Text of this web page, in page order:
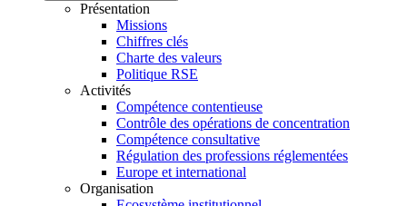
Présentation
Missions
Chiffres clés
Charte des valeurs
Politique RSE
Activités
Compétence contentieuse
Contrôle des opérations de concentration
Compétence consultative
Régulation des professions réglementées
Europe et international
Organisation